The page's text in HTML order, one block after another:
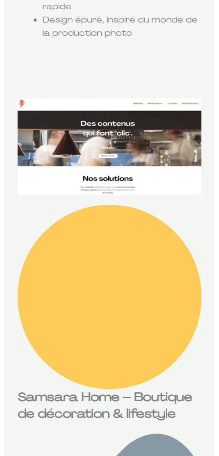
rapide
Design épuré, inspiré du monde de
la production photo
Samsara Home – Boutique
de décoration & lifestyle